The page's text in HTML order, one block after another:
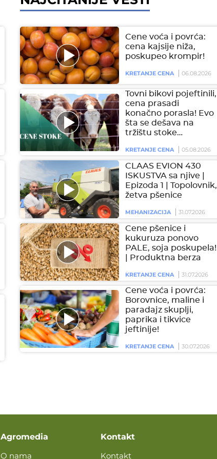
Cene voća i povrća:
cena kajsije niža,
poskupeo krompir!
KRETANJE CENA 06.08.2026
Tovni bikovi pojeftinili,
cena prasadi
konačno porasla! Evo
šta se dešava na
tržištu stoke…
KRETANJE CENA 05.08.2026
CLAAS EVION 430
ISKUSTVA sa njive |
Epizoda 1 | Topolovnik,
žetva pšenice
MEHANIZACIJA 31.07.2026
Cene pšenice i
kukuruza ponovo
PALE, soja poskupela!
| Produktna berza
KRETANJE CENA 31.07.2026
Cene voća i povrća:
Borovnice, maline i
paradajz skuplji,
paprika i tikvice
jeftinije!
KRETANJE CENA 30.07.2026
Agromedia
O nama
Kontakt
Kontakt